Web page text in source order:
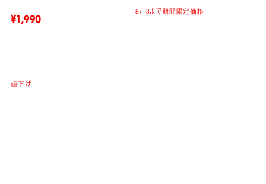
¥1,990
値下げ
8/13まで期間限定価格